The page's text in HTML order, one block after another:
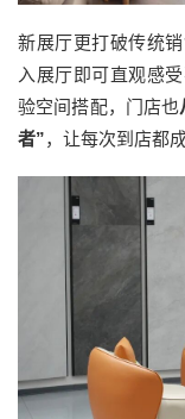
新展厅更打破传统
入展厅即可直观感
验空间搭配，门店也
者”，让每次到店都